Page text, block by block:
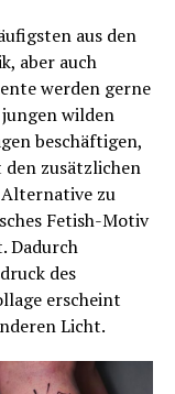
aus den
aber auch
werden gerne
wilden
beschäftigen,
zusätzlichen
zu
Fetish-Motiv
Dadurch
des
erscheint
Licht.